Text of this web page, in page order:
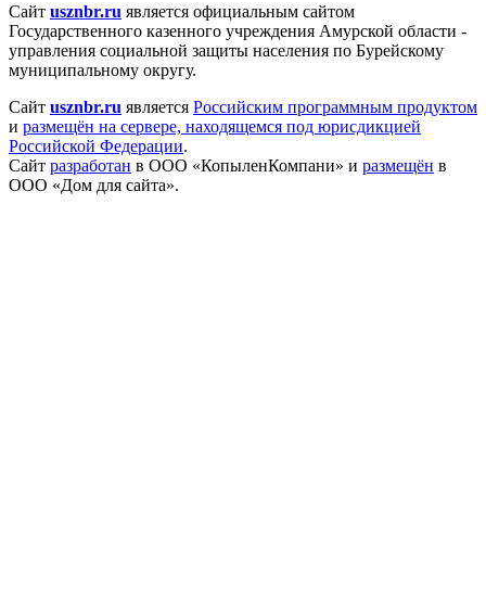
Сайт usznbr.ru является официальным сайтом
Государственного казенного учреждения Амурской области -
управления социальной защиты населения по Бурейскому
муниципальному округу.
Сайт usznbr.ru является Российским программным продуктом
и размещён на сервере, находящемся под юрисдикцией
Российской Федерации.
Сайт разработан в ООО «КопыленКомпани» и размещён в
ООО «Дом для сайта».